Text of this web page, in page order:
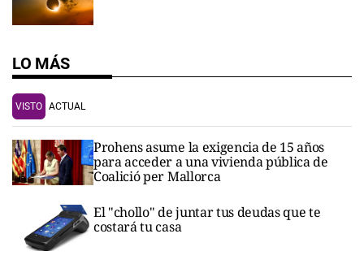
LO MÁS
VISTO ACTUAL
Prohens asume la exigencia de 15 años
para acceder a una vivienda pública de
Coalició per Mallorca
El "chollo" de juntar tus deudas que te
costará tu casa